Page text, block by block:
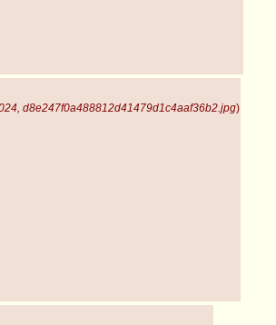
d8e247f0a488812d41479d1c4aaf36b2.jpg)